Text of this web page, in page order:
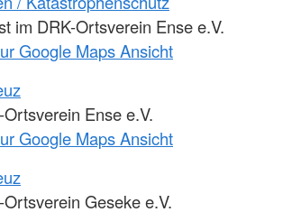
im DRK-Ortsverein Ense e.V.
Google Maps Ansicht
Ense e.V.
Google Maps Ansicht
Geseke e.V.